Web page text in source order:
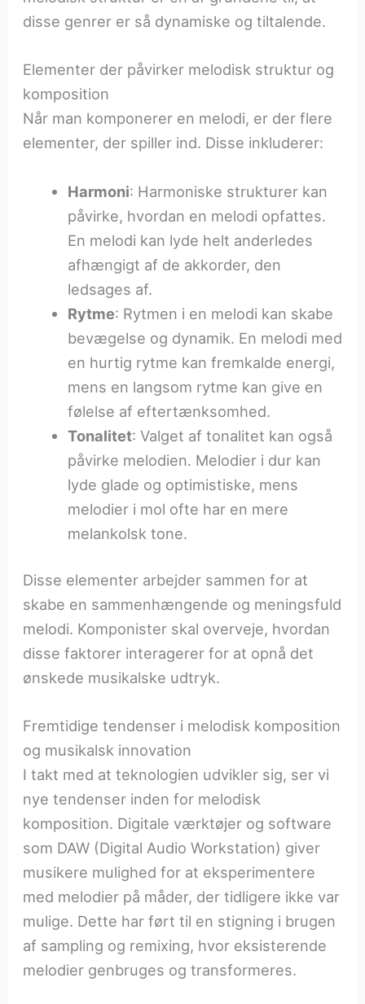
disse genrer er så dynamiske og tiltalende.
Elementer der påvirker melodisk struktur og
komposition
Når man komponerer en melodi, er der flere
elementer, der spiller ind. Disse inkluderer:
Harmoni: Harmoniske strukturer kan
påvirke, hvordan en melodi opfattes.
En melodi kan lyde helt anderledes
afhængigt af de akkorder, den
ledsages af.
Rytme: Rytmen i en melodi kan skabe
bevægelse og dynamik. En melodi med
en hurtig rytme kan fremkalde energi,
mens en langsom rytme kan give en
følelse af eftertænksomhed.
Tonalitet: Valget af tonalitet kan også
påvirke melodien. Melodier i dur kan
lyde glade og optimistiske, mens
melodier i mol ofte har en mere
melankolsk tone.
Disse elementer arbejder sammen for at
skabe en sammenhængende og meningsfuld
melodi. Komponister skal overveje, hvordan
disse faktorer interagerer for at opnå det
ønskede musikalske udtryk.
Fremtidige tendenser i melodisk komposition
og musikalsk innovation
I takt med at teknologien udvikler sig, ser vi
nye tendenser inden for melodisk
komposition. Digitale værktøjer og software
som DAW (Digital Audio Workstation) giver
musikere mulighed for at eksperimentere
med melodier på måder, der tidligere ikke var
mulige. Dette har ført til en stigning i brugen
af sampling og remixing, hvor eksisterende
melodier genbruges og transformeres.